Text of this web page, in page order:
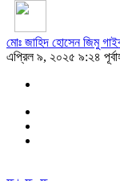
মোঃ জাহিদ হোসেন জিমু
এপ্রিল ৯, ২০২৫ ৯:২৪